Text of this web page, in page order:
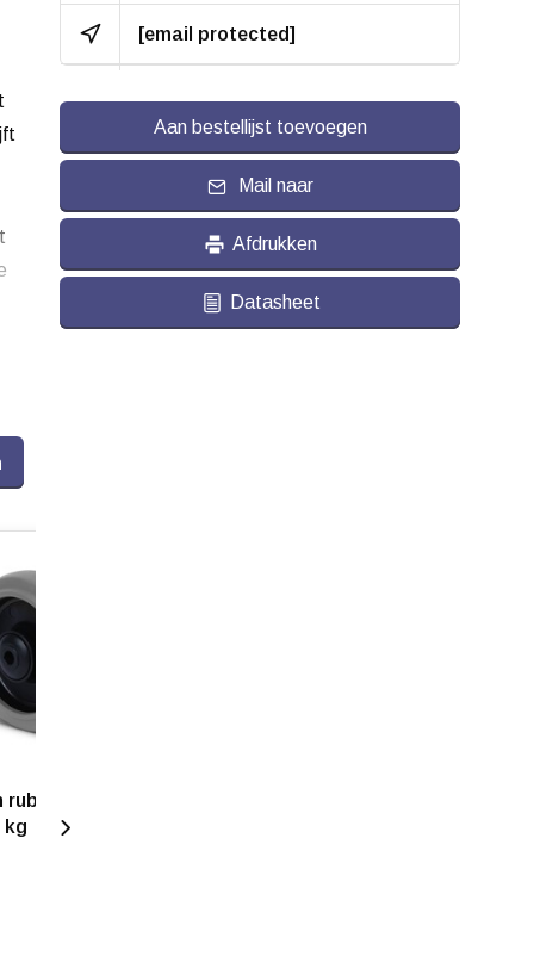
wiel 125
kg
Hardheid band: ca. 65 shore A
Slijtvast:
Geluiddempend:
- 20 / + 60 °C
en buitenterrein
[email protected]
Aan bestellijst toevoegen
Mail naar
Afdrukken
Datasheet